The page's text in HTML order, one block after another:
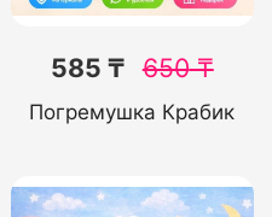
585 ₸ 650₸
Погремушка Крабик